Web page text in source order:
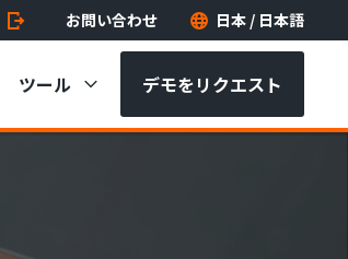
お問い合わせ 日本 / 日本語
ツール デモをリクエスト